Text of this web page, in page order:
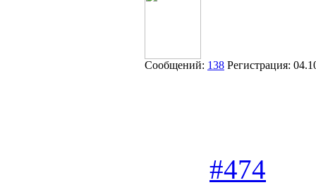
Сообщений: 138 Регистрация:
#474